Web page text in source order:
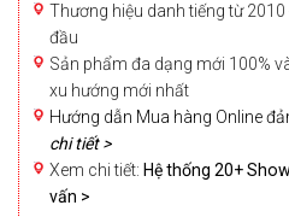
Thương hiệu danh tiếng từ
đầu
Sản phẩm đa dạng mới 100%
xu hướng mới nhất
Hướng dẫn Mua hàng Online
chi tiết >
Xem chi tiết: Hệ thống 20+
vấn >